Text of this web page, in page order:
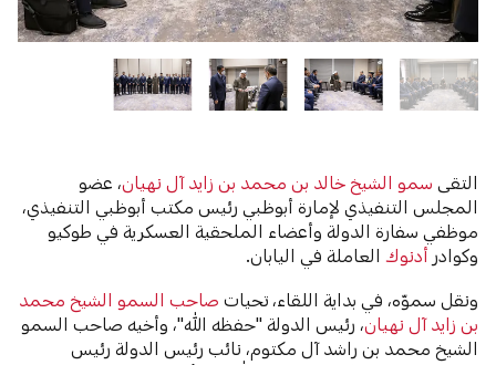
التقى سمو الشيخ خالد بن محمد بن زايد آل نهيان، عضو
المجلس التنفيذي لإمارة أبوظبي رئيس مكتب أبوظبي التنفيذي،
موظفي سفارة الدولة وأعضاء الملحقية العسكرية في طوكيو
وكوادر أدنوك العاملة في اليابان.
ونقل سموّه، في بداية اللقاء، تحيات صاحب السمو الشيخ محمد
بن زايد آل نهيان، رئيس الدولة "حفظه الله"، وأخيه صاحب السمو
الشيخ محمد بن راشد آل مكتوم، نائب رئيس الدولة رئيس